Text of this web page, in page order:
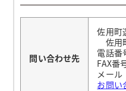
問い合わせ先
佐用
佐用
電話
FAX番
メー
お問い